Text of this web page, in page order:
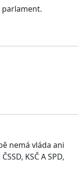
parlament.
nemá vláda ani
KSČ A SPD,